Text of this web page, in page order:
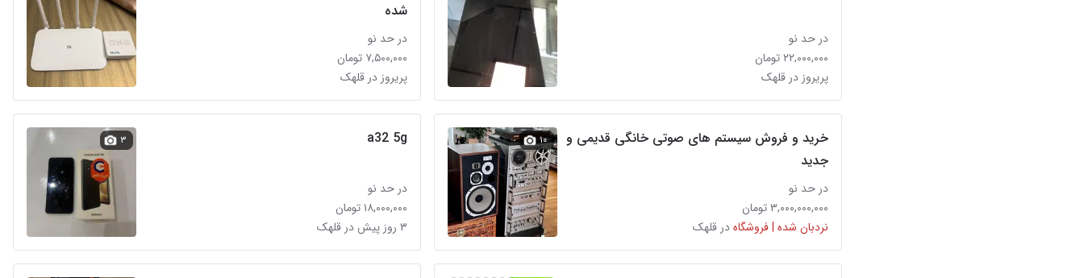
در حد نو
۲۲,۰۰۰,۰۰۰ تومان
پریروز در قلهک
شده
در حد نو
۷,۵۰۰,۰۰۰ تومان
پریروز در قلهک
خرید و فروش سیستم های صوتی خانگی قدیمی و
جدید
در حد نو
۳,۰۰۰,۰۰۰,۰۰۰ تومان
نردبان شده | فروشگاهدر قلهک
۱۰ a32 5g
در حد نو
۱۸,۰۰۰,۰۰۰ تومان
۳ روز پیش در قلهک
۳